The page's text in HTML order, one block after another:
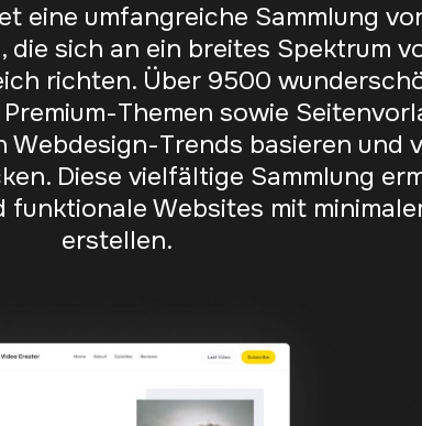
eine umfangreiche Sammlung
sich an ein breites Spektrum
richten. Über 9500
Themen sowie
Webdesign-Trends basieren und
Diese vielfältige Sammlung
Websites mit
erstellen.